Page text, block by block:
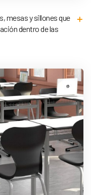
mesas y sillones que
dentro de las